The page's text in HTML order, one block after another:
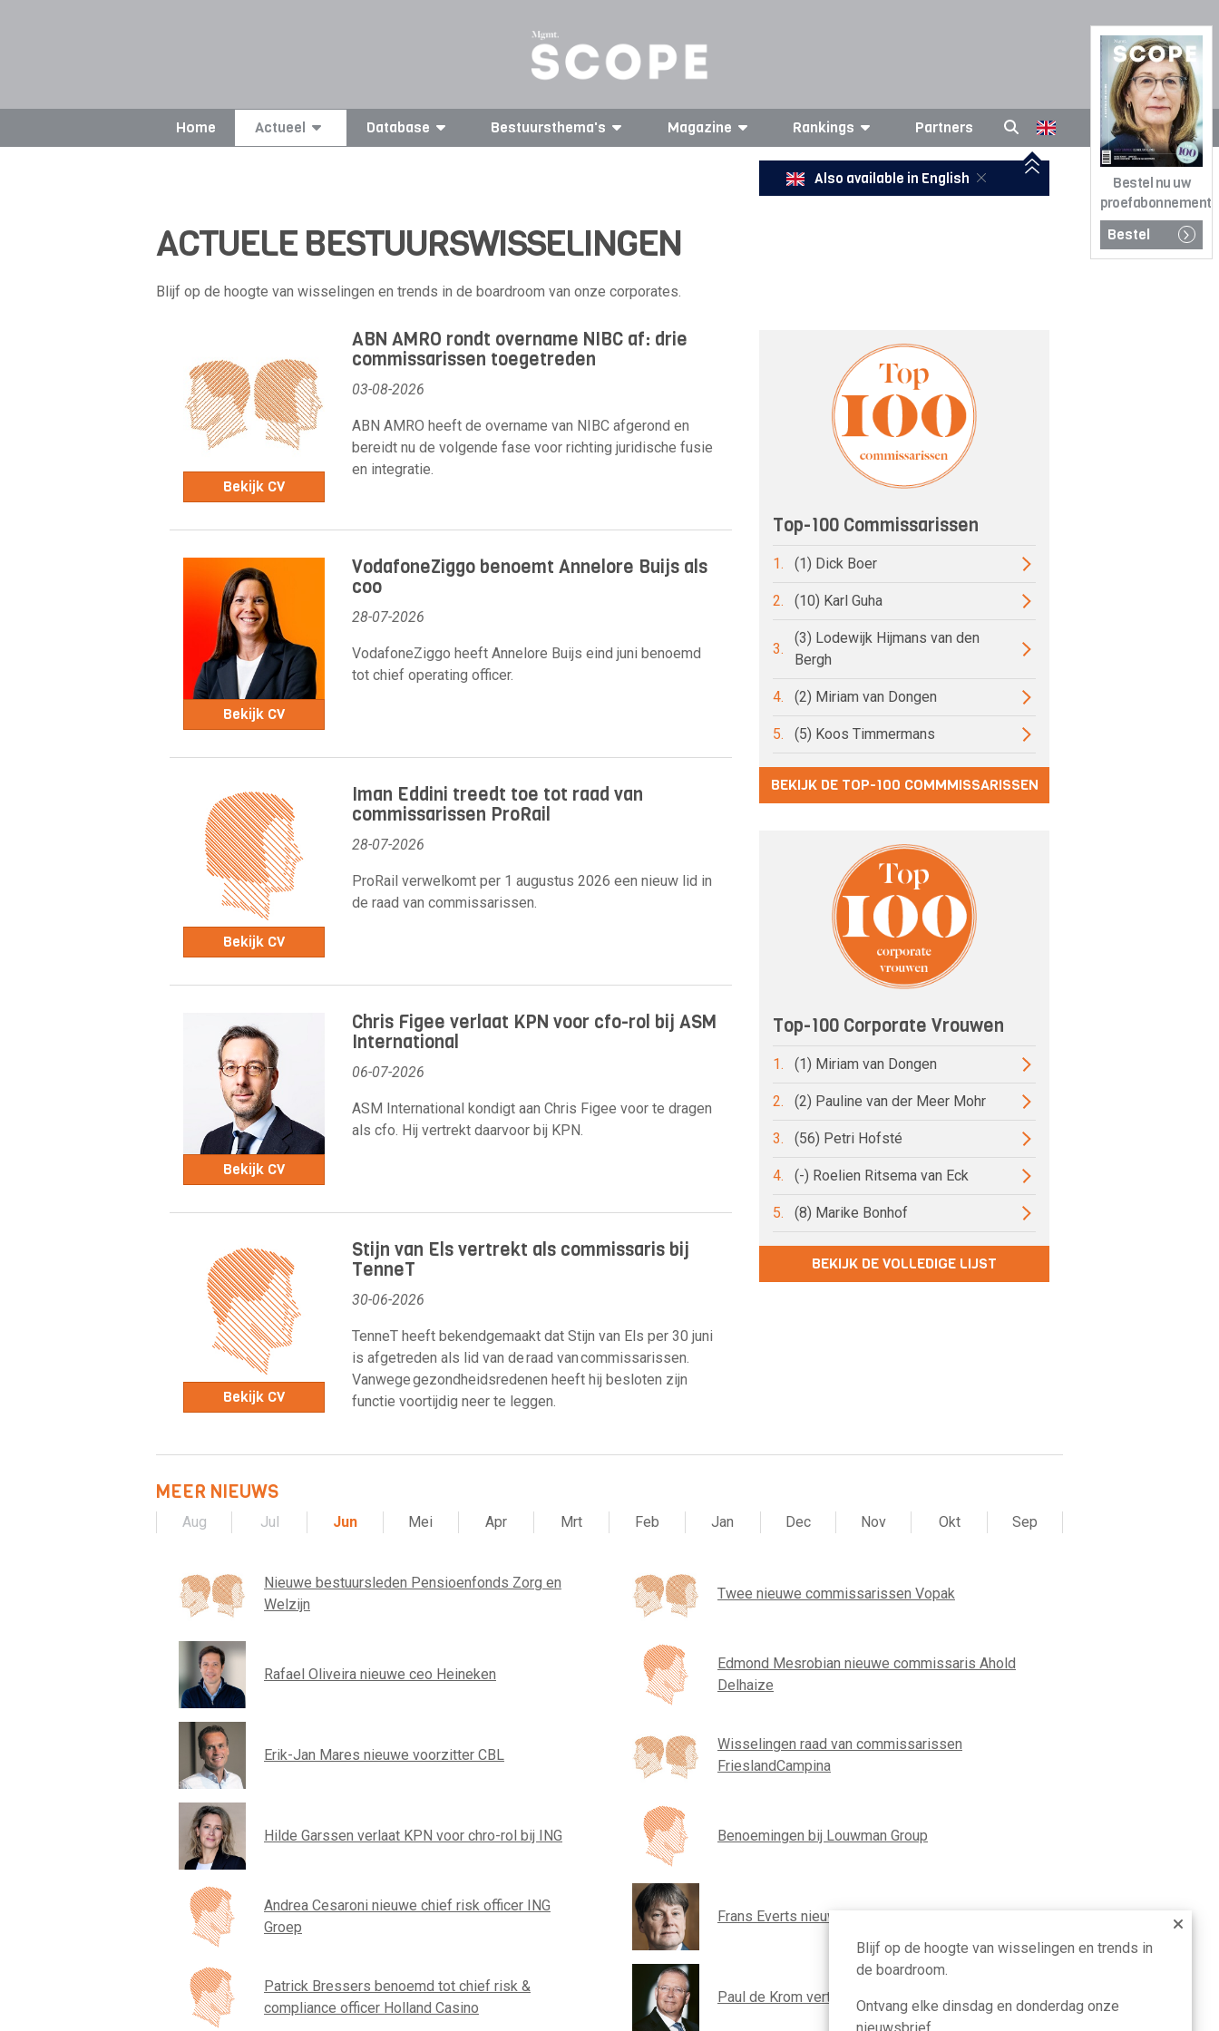
Bestel nu uw
proefabonnement
Bestel
Home Actueel Database Bestuursthema's Magazine Rankings Partners
Also available in English
ACTUELE BESTUURSWISSELINGEN
Blijf op de hoogte van wisselingen en trends in de boardroom van onze corporates.
Bekijk CV
ABN AMRO rondt overname NIBC af: drie
commissarissen toegetreden
03-08-2026
ABN AMRO heeft de overname van NIBC afgerond en
bereidt nu de volgende fase voor richting juridische fusie
en integratie.
Bekijk CV
VodafoneZiggo benoemt Annelore Buijs als
coo
28-07-2026
VodafoneZiggo heeft Annelore Buijs eind juni benoemd
tot chief operating officer.
Bekijk CV
Iman Eddini treedt toe tot raad van
commissarissen ProRail
28-07-2026
ProRail verwelkomt per 1 augustus 2026 een nieuw lid in
de raad van commissarissen.
Bekijk CV
Chris Figee verlaat KPN voor cfo-rol bij ASM
International
06-07-2026
ASM International kondigt aan Chris Figee voor te dragen
als cfo. Hij vertrekt daarvoor bij KPN.
Bekijk CV
Stijn van Els vertrekt als commissaris bij
TenneT
30-06-2026
TenneT heeft bekendgemaakt dat Stijn van Els per 30 juni
is afgetreden als lid van de raad van commissarissen.
Vanwege gezondheidsredenen heeft hij besloten zijn
functie voortijdig neer te leggen.
Top-100 Commissarissen
1. (1) Dick Boer
2. (10) Karl Guha
3.
(3) Lodewijk Hijmans van den
Bergh
4. (2) Miriam van Dongen
5. (5) Koos Timmermans
BEKIJK DE TOP-100 COMMMISSARISSEN
Top-100 Corporate Vrouwen
1. (1) Miriam van Dongen
2. (2) Pauline van der Meer Mohr
3. (56) Petri Hofsté
4. (-) Roelien Ritsema van Eck
5. (8) Marike Bonhof
BEKIJK DE VOLLEDIGE LIJST
MEER NIEUWS
Aug Jul Jun Mei Apr Mrt Feb Jan Dec Nov Okt Sep
Nieuwe bestuursleden Pensioenfonds Zorg en
Welzijn
Twee nieuwe commissarissen Vopak
Rafael Oliveira nieuwe ceo Heineken
Edmond Mesrobian nieuwe commissaris Ahold
Delhaize
Erik-Jan Mares nieuwe voorzitter CBL
Wisselingen raad van commissarissen
FrieslandCampina
Hilde Garssen verlaat KPN voor chro-rol bij ING Benoemingen bij Louwman Group
Andrea Cesaroni nieuwe chief risk officer ING
Groep
Frans Everts nieuwe ceo TenneT
Patrick Bressers benoemd tot chief risk &
compliance officer Holland Casino
Paul de Krom vertrekt als ceo van Louwman Group
Blijf op de hoogte van wisselingen en trends in
de boardroom.
Ontvang elke dinsdag en donderdag onze